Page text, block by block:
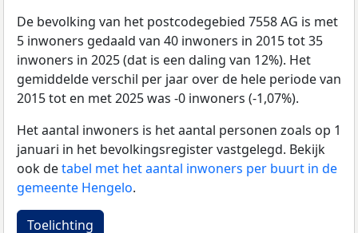
De bevolking van het postcodegebied 7558 AG is met
5 inwoners gedaald van 40 inwoners in 2015 tot 35
inwoners in 2025 (dat is een daling van 12%). Het
gemiddelde verschil per jaar over de hele periode van
2015 tot en met 2025 was -0 inwoners (-1,07%).
Het aantal inwoners is het aantal personen zoals op 1
januari in het bevolkingsregister vastgelegd. Bekijk
ook detabel met het aantal inwoners per buurt in de
gemeente Hengelo.
Toelichting